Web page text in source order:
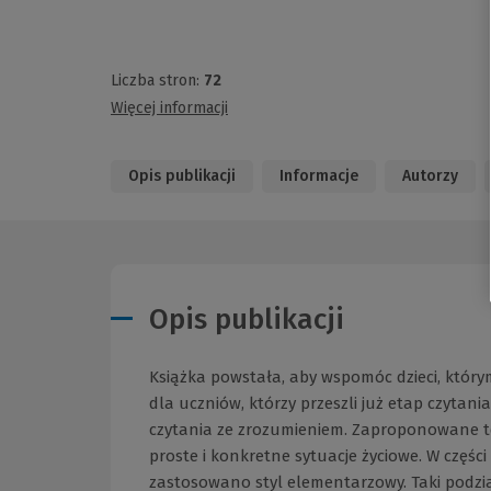
Liczba stron: 72
Więcej informacji
Opis publikacji Informacje Autorzy
Opis publikacji
Książka powstała, aby wspomóc dzieci,
dla uczniów, którzy przeszli już etap
czytania ze zrozumieniem.
proste i konkretne sytuacje życiowe. W
zastosowano styl elementarzowy. Taki